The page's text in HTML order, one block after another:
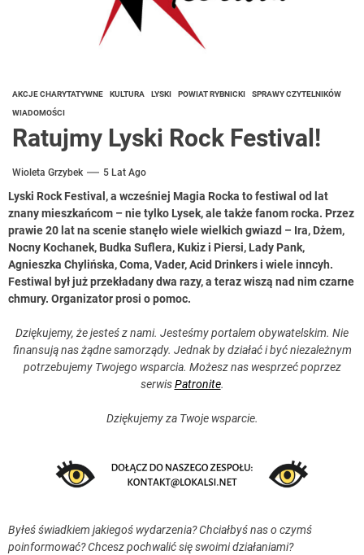
AKCJE CHARYTATYWNE KULTURA LYSKI POWIAT RYBNICKI SPRAWY CZYTELNIKÓW
WIADOMOŚCI
Ratujmy Lyski Rock Festival!
Wioleta Grzybek 5 Lat Ago
Lyski Rock Festival, a wcześniej Magia Rocka to festiwal od lat
znany mieszkańcom – nie tylko Lysek, ale także fanom rocka. Przez
prawie 20 lat na scenie stanęło wiele wielkich gwiazd – Ira, Dżem,
Nocny Kochanek, Budka Suflera, Kukiz i Piersi, Lady Pank,
Agnieszka Chylińska, Coma, Vader, Acid Drinkers i wiele inncyh.
Festiwal był już przekładany dwa razy, a teraz wiszą nad nim czarne
chmury. Organizator prosi o pomoc.
Dziękujemy, że jesteś z nami. Jesteśmy portalem obywatelskim. Nie
finansują nas żądne samorządy. Jednak by działać i być niezależnym
potrzebujemy Twojego wsparcia. Możesz nas wesprzeć poprzez
serwisPatronite.
Dziękujemy za Twoje wsparcie.
Byłeś świadkiem jakiegoś wydarzenia? Chciałbyś nas o czymś
poinformować? Chcesz pochwalić się swoimi działaniami?